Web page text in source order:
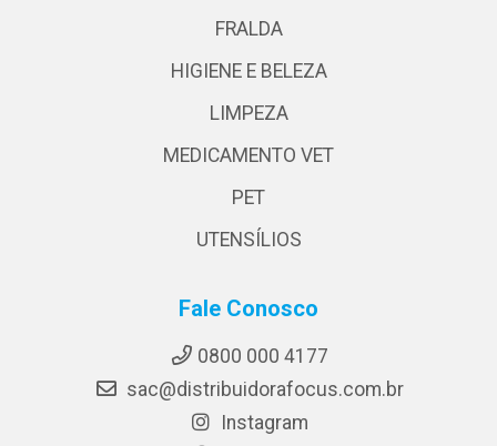
FRALDA
HIGIENE E BELEZA
LIMPEZA
MEDICAMENTO VET
PET
UTENSÍLIOS
Fale Conosco
0800 000 4177
sac@distribuidorafocus.com.br
Instagram